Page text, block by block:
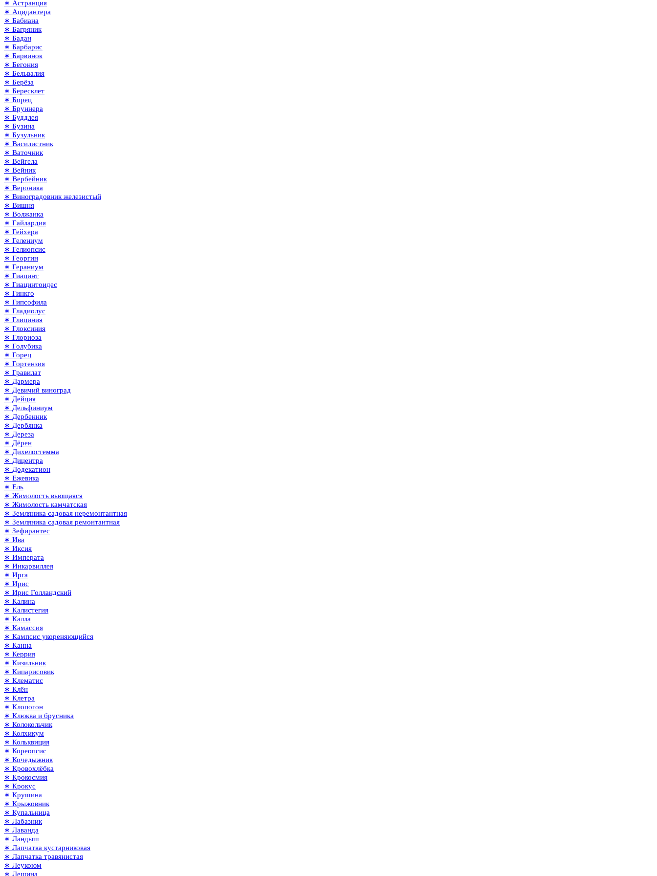
∗ Астранция
∗ Ацидантера
∗ Бабиана
∗ Багряник
∗ Бадан
∗ Барбарис
∗ Барвинок
∗ Бегония
∗ Бельвалия
∗ Берёза
∗ Бересклет
∗ Борец
∗ Бруннера
∗ Буддлея
∗ Бузина
∗ Бузульник
∗ Василистник
∗ Ваточник
∗ Вейгела
∗ Вейник
∗ Вербейник
∗ Вероника
∗ Виноградовник железистый
∗ Вишня
∗ Волжанка
∗ Гайлардия
∗ Гейхера
∗ Гелениум
∗ Гелиопсис
∗ Георгин
∗ Гераниум
∗ Гиацинт
∗ Гиацинтоидес
∗ Гинкго
∗ Гипсофила
∗ Гладиолус
∗ Глициния
∗ Глоксиния
∗ Глориоза
∗ Голубика
∗ Горец
∗ Гортензия
∗ Гравилат
∗ Дармера
∗ Девичий виноград
∗ Дейция
∗ Дельфиниум
∗ Дербенник
∗ Дербянка
∗ Дереза
∗ Дёрен
∗ Дихелостемма
∗ Дицентра
∗ Додекатион
∗ Ежевика
∗ Ель
∗ Жимолость вьющаяся
∗ Жимолость камчатская
∗ Земляника садовая неремонтантная
∗ Земляника садовая ремонтантная
∗ Зефирантес
∗ Ива
∗ Иксия
∗ Императа
∗ Инкарвиллея
∗ Ирга
∗ Ирис
∗ Ирис Голландский
∗ Калина
∗ Калистегия
∗ Калла
∗ Камассия
∗ Кампсис укореняющийся
∗ Канна
∗ Керрия
∗ Кизильник
∗ Кипарисовик
∗ Клематис
∗ Клён
∗ Клетра
∗ Клопогон
∗ Клюква и брусника
∗ Колокольчик
∗ Колхикум
∗ Кольквиция
∗ Кореопсис
∗ Кочедыжник
∗ Кровохлёбка
∗ Крокосмия
∗ Крокус
∗ Крушина
∗ Крыжовник
∗ Купальница
∗ Лабазник
∗ Лаванда
∗ Ландыш
∗ Лапчатка кустарниковая
∗ Лапчатка травянистая
∗ Леукоюм
∗ Лещина